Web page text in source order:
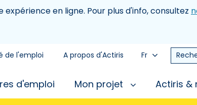
en ligne. Pour plus d'info, consultez
de l'emploi A propos d'Actiris Fr
d'emploi Mon projet Actiris